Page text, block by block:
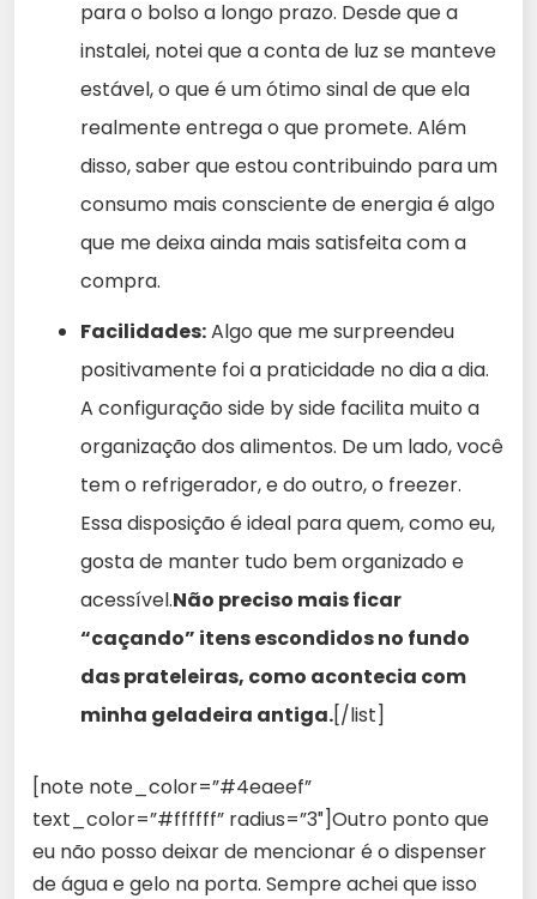
para o bolso a longo prazo. Desde que a
instalei, notei que a conta de luz se manteve
estável, o que é um ótimo sinal de que ela
realmente entrega o que promete. Além
disso, saber que estou contribuindo para um
consumo mais consciente de energia é algo
que me deixa ainda mais satisfeita com a
compra.
Facilidades:Algo que me surpreendeu
positivamente foi a praticidade no dia a dia.
A configuração side by side facilita muito a
organização dos alimentos. De um lado, você
tem o refrigerador, e do outro, o freezer.
Essa disposição é ideal para quem, como eu,
gosta de manter tudo bem organizado e
acessível.Não preciso mais ficar
“caçando” itens escondidos no fundo
das prateleiras, como acontecia com
minha geladeira antiga.[/list]
[note note_color=”#4eaeef”
text_color=”#ffffff” radius=”3″]Outro ponto que
eu não posso deixar de mencionar é o dispenser
de água e gelo na porta. Sempre achei que isso